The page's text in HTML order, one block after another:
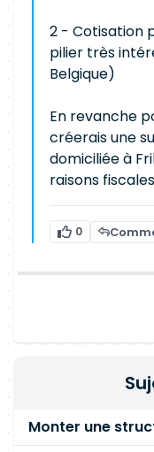
2 - Cotisation
pilier très
Belgique)
En revanche
créerais une
domiciliée à
raisons
0
Monter une